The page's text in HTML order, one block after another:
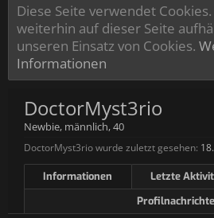
Diese Seite verwendet
weiterhin auf dieser Seite
unseren Einsatz von Cookies.
Informationen
DoctorMyst3rio
Newbie, männlich, 40
DoctorMyst3rio wurde zuletzt gesehen:
Informationen Letzte